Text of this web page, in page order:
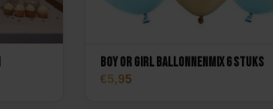
Boy or Girl Ballonnenmix 6 stuks
5,95